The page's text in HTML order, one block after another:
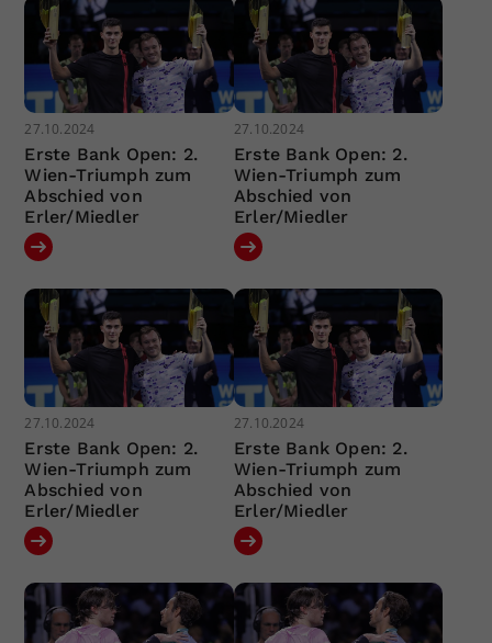
27.10.2024
Erste Bank Open: 2.
Wien-Triumph zum
Abschied von
Erler/Miedler
27.10.2024
Erste Bank Open: 2.
Wien-Triumph zum
Abschied von
Erler/Miedler
27.10.2024
Erste Bank Open: 2.
Wien-Triumph zum
Abschied von
Erler/Miedler
27.10.2024
Erste Bank Open: 2.
Wien-Triumph zum
Abschied von
Erler/Miedler